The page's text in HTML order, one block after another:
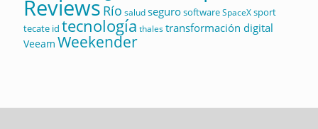
Reviews Río saludsegurosoftwareSpaceXsport
tecate id tecnología thalestransformación digital
Veeam Weekender